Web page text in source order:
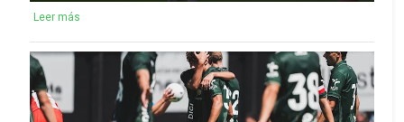
Leer más